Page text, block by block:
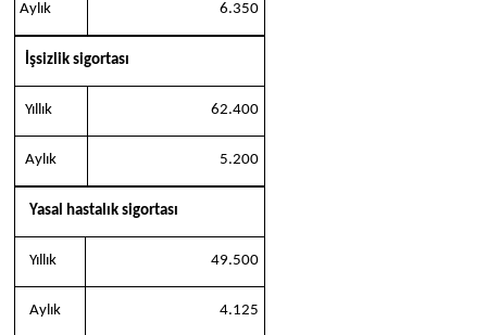
Aylık 6.350
İşsizlik sigortası
Yıllık 62.400
Aylık 5.200
Yasal hastalık sigortası
Yıllık 49.500
Aylık 4.125